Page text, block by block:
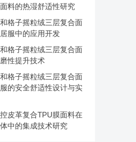
料的热湿舒适性研究
格子摇粒绒三层复合面
服中的应用开发
格子摇粒绒三层复合面
性提升技术
格子摇粒绒三层复合面
的安全舒适性设计与实
皮革复合TPU膜面料在
中的集成技术研究